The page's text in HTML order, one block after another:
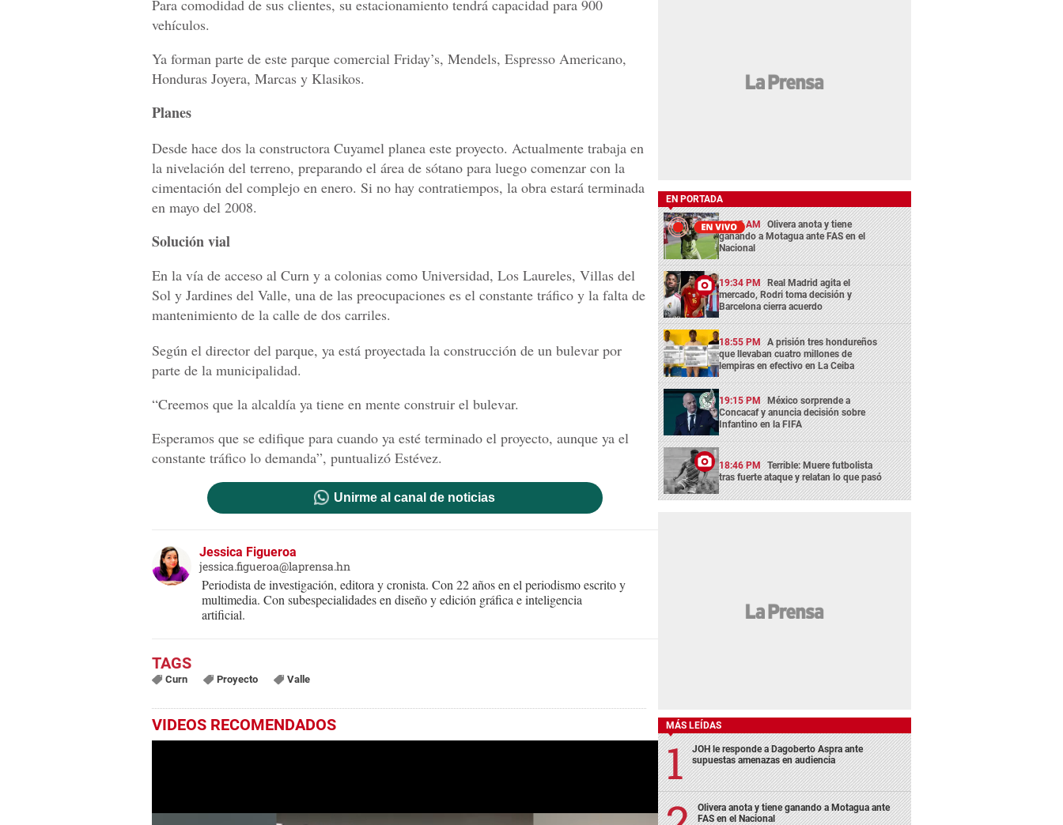
Para comodidad de sus clientes, su estacionamiento tendrá capacidad para 900
vehículos.
Ya forman parte de este parque comercial Friday’s, Mendels, Espresso Americano,
Honduras Joyera, Marcas y Klasikos.
Planes
Desde hace dos la constructora Cuyamel planea este proyecto. Actualmente trabaja en
la nivelación del terreno, preparando el área de sótano para luego comenzar con la
cimentación del complejo en enero. Si no hay contratiempos, la obra estará terminada
en mayo del 2008.
Solución vial
En la vía de acceso al Curn y a colonias como Universidad, Los Laureles, Villas del
Sol y Jardines del Valle, una de las preocupaciones es el constante tráfico y la falta de
mantenimiento de la calle de dos carriles.
Según el director del parque, ya está proyectada la construcción de un bulevar por
parte de la municipalidad.
“Creemos que la alcaldía ya tiene en mente construir el bulevar.
Esperamos que se edifique para cuando ya esté terminado el proyecto, aunque ya el
constante tráfico lo demanda”, puntualizó Estévez.
Unirme al canal de noticias
Jessica Figueroa
jessica.figueroa@laprensa.hn
Periodista de investigación, editora y cronista. Con 22 años en el periodismo escrito y
multimedia. Con subespecialidades en diseño y edición gráfica e inteligencia
artificial.
Curn Proyecto Valle
VIDEOS RECOMENDADOS
EN PORTADA
11:45 AM Olivera anota y tiene
ganando a Motagua ante FAS en el
Nacional
19:34 PM Real Madrid agita el
mercado, Rodri toma decisión y
Barcelona cierra acuerdo
18:55 PM A prisión tres hondureños
que llevaban cuatro millones de
lempiras en efectivo en La Ceiba
19:15 PM México sorprende a
Concacaf y anuncia decisión sobre
Infantino en la FIFA
18:46 PM Terrible: Muere futbolista
tras fuerte ataque y relatan lo que pasó
MÁS LEÍDAS
JOH le responde a Dagoberto Aspra ante
supuestas amenazas en audiencia
Olivera anota y tiene ganando a Motagua ante
FAS en el Nacional